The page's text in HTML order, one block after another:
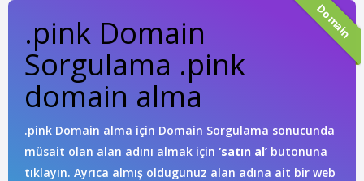
Domain
.pink Domain
Sorgulama .pink
domain alma
.pink Domain alma için Domain Sorgulama sonucunda
müsait olan alan adını almak için ‘satın al’ butonuna
tıklayın. Ayrıca almış oldugunuz alan adına ait bir web